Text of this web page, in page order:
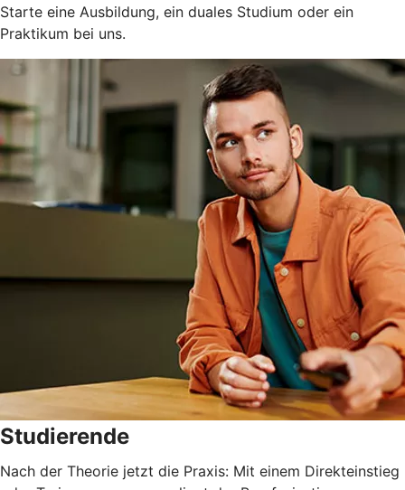
Starte eine Ausbildung, ein duales Studium oder ein
Praktikum bei uns.
Studierende
Nach der Theorie jetzt die Praxis: Mit einem Direkteinstieg